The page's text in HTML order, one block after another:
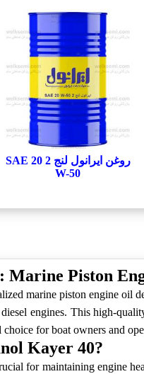
روغن ایرانول لنج 2 SAE 20
W-50
Marine Piston
marine piston engine oil
engines. This high-
for boat owners and
Kayer 40?
for maintaining engine